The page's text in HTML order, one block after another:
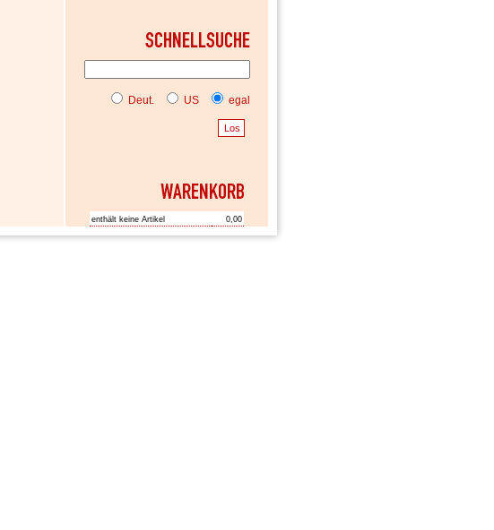
Deut. US egal
enthält keine Artikel 0,00